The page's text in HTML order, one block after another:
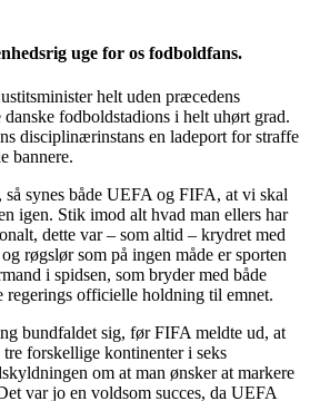
uge for os fodboldfans.
helt uden præcedens
fodboldstadions i helt uhørt grad.
disciplinærinstans en ladeport for straffe
bannere.
synes både UEFA og FIFA, at vi skal
igen. Stik imod alt hvad man ellers har
dette var – som altid – krydret med
røgslør som på ingen måde er sporten
i spidsen, som bryder med både
officielle holdning til emnet.
bundfaldet sig, før FIFA meldte ud, at
forskellige kontinenter i seks
om at man ønsker at markere
var jo en voldsom succes, da UEFA